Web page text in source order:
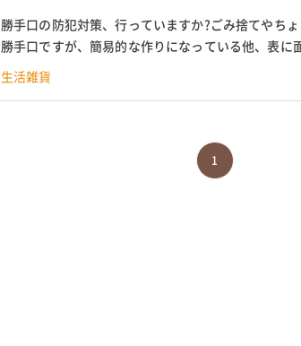
勝手口の防犯対策、行っていますか?ごみ捨てやち
勝手口ですが、簡易的な作りになっている他、表
所です。 さらに、採風ガラスが扉にある場合は、割
生活雑貨
1